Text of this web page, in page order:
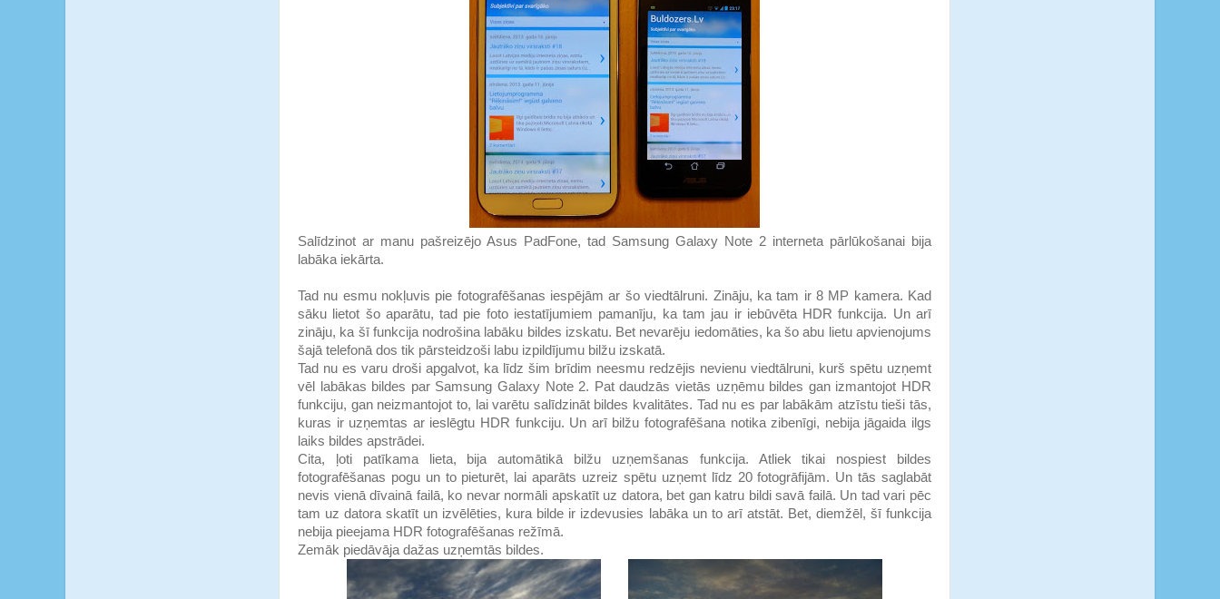
Salīdzinot ar manu pašreizējo Asus PadFone, tad Samsung Galaxy Note 2 interneta pārlūkošanai bija
labāka iekārta.
Tad nu esmu nokļuvis pie fotografēšanas iespējām ar šo viedtālruni. Zināju, ka tam ir 8 MP kamera. Kad
sāku lietot šo aparātu, tad pie foto iestatījumiem pamanīju, ka tam jau ir iebūvēta HDR funkcija. Un arī
zināju, ka šī funkcija nodrošina labāku bildes izskatu. Bet nevarēju iedomāties, ka šo abu lietu apvienojums
šajā telefonā dos tik pārsteidzoši labu izpildījumu bilžu izskatā.
Tad nu es varu droši apgalvot, ka līdz šim brīdim neesmu redzējis nevienu viedtālruni, kurš spētu uzņemt
vēl labākas bildes par Samsung Galaxy Note 2. Pat daudzās vietās uzņēmu bildes gan izmantojot HDR
funkciju, gan neizmantojot to, lai varētu salīdzināt bildes kvalitātes. Tad nu es par labākām atzīstu tieši tās,
kuras ir uzņemtas ar ieslēgtu HDR funkciju. Un arī bilžu fotografēšana notika zibenīgi, nebija jāgaida ilgs
laiks bildes apstrādei.
Cita, ļoti patīkama lieta, bija automātikā bilžu uzņemšanas funkcija. Atliek tikai nospiest bildes
fotografēšanas pogu un to pieturēt, lai aparāts uzreiz spētu uzņemt līdz 20 fotogrāfijām. Un tās saglabāt
nevis vienā dīvainā failā, ko nevar normāli apskatīt uz datora, bet gan katru bildi savā failā. Un tad vari pēc
tam uz datora skatīt un izvēlēties, kura bilde ir izdevusies labāka un to arī atstāt. Bet, diemžēl, šī funkcija
nebija pieejama HDR fotografēšanas režīmā.
Zemāk piedāvāja dažas uzņemtās bildes.